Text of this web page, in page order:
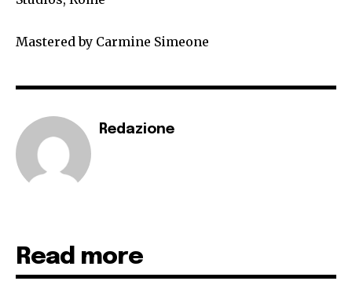
Mastered by Carmine Simeone
Redazione
Read more